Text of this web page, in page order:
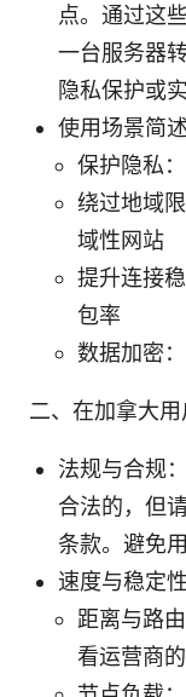
点。通过这
一台服务器
隐私保护或
使用场景简述
保护隐私
绕过地域
域性网站
提升连接
包率
数据加密
二、在加拿大
法规与合规
合法的，但
条款。避免
速度与稳定性
距离与路
看运营商